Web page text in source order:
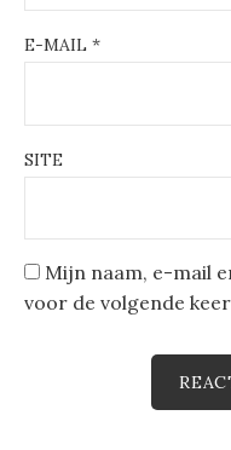
E-MAIL *
SITE
Mijn naam, e-mail
voor de volgende